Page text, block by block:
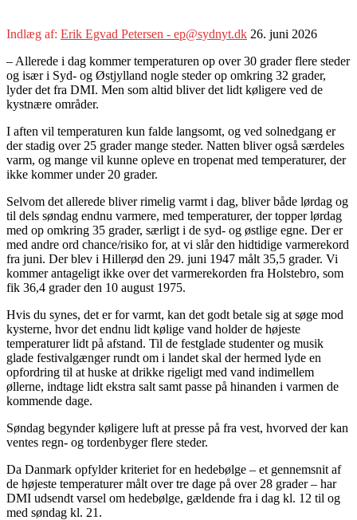
Indlæg af: Erik Egvad Petersen - ep@sydnyt.dk 26. juni 2026
– Allerede i dag kommer temperaturen op over 30 grader flere steder
og især i Syd- og Østjylland nogle steder op omkring 32 grader,
lyder det fra DMI. Men som altid bliver det lidt køligere ved de
kystnære områder.
I aften vil temperaturen kun falde langsomt, og ved solnedgang er
der stadig over 25 grader mange steder. Natten bliver også særdeles
varm, og mange vil kunne opleve en tropenat med temperaturer, der
ikke kommer under 20 grader.
Selvom det allerede bliver rimelig varmt i dag, bliver både lørdag og
til dels søndag endnu varmere, med temperaturer, der topper lørdag
med op omkring 35 grader, særligt i de syd- og østlige egne. Der er
med andre ord chance/risiko for, at vi slår den hidtidige varmerekord
fra juni. Der blev i Hillerød den 29. juni 1947 målt 35,5 grader. Vi
kommer antageligt ikke over det varmerekorden fra Holstebro, som
fik 36,4 grader den 10 august 1975.
Hvis du synes, det er for varmt, kan det godt betale sig at søge mod
kysterne, hvor det endnu lidt kølige vand holder de højeste
temperaturer lidt på afstand. Til de festglade studenter og musik
glade festivalgænger rundt om i landet skal der hermed lyde en
opfordring til at huske at drikke rigeligt med vand indimellem
øllerne, indtage lidt ekstra salt samt passe på hinanden i varmen de
kommende dage.
Søndag begynder køligere luft at presse på fra vest, hvorved der kan
ventes regn- og tordenbyger flere steder.
Da Danmark opfylder kriteriet for en hedebølge – et gennemsnit af
de højeste temperaturer målt over tre dage på over 28 grader – har
DMI udsendt varsel om hedebølge, gældende fra i dag kl. 12 til og
med søndag kl. 21.